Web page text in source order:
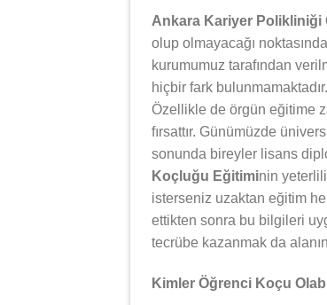
Ankara Kariyer
olup olmayacağı
kurumumuz tarafından
hiçbir fark
Özellikle de örgün eğitime
fırsattır. Günümüzde
sonunda bireyler lisans
Koçluğu Eğitiminin
isterseniz uzaktan eğitim
ettikten sonra bu bilgileri
tecrübe kazanmak da
Kimler Öğrenci Koçu